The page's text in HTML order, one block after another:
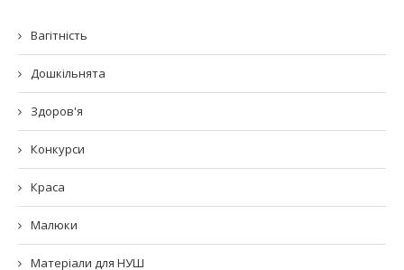
Вагітність
Дошкільнята
Здоров'я
Конкурси
Краса
Малюки
Матеріали для НУШ